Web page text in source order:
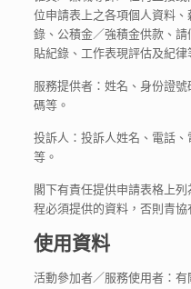
位申請表上之各項個人資料
錄、公積金／強積金供款、
貼紀錄、工作表現評估及紀律
服務提供者：姓名、身份證
碼等。
投訴人：投訴人姓名、電話
等。
閣下有責任提供申請表格上
程必須提供的資料，否則青
使用資料
活動參加者／服務使用者：